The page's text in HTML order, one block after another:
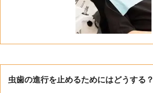
虫歯の進行を止めるためにはどうする？